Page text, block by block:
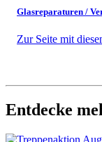
Glasreparaturen /
Zur Seite mit
Entdecke